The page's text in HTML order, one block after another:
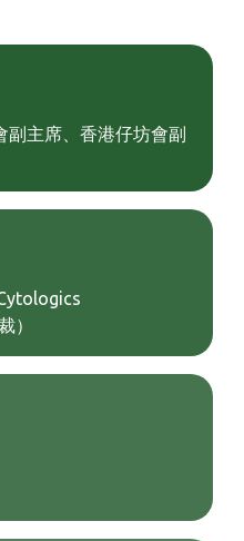
副主席、香港仔坊會副
）